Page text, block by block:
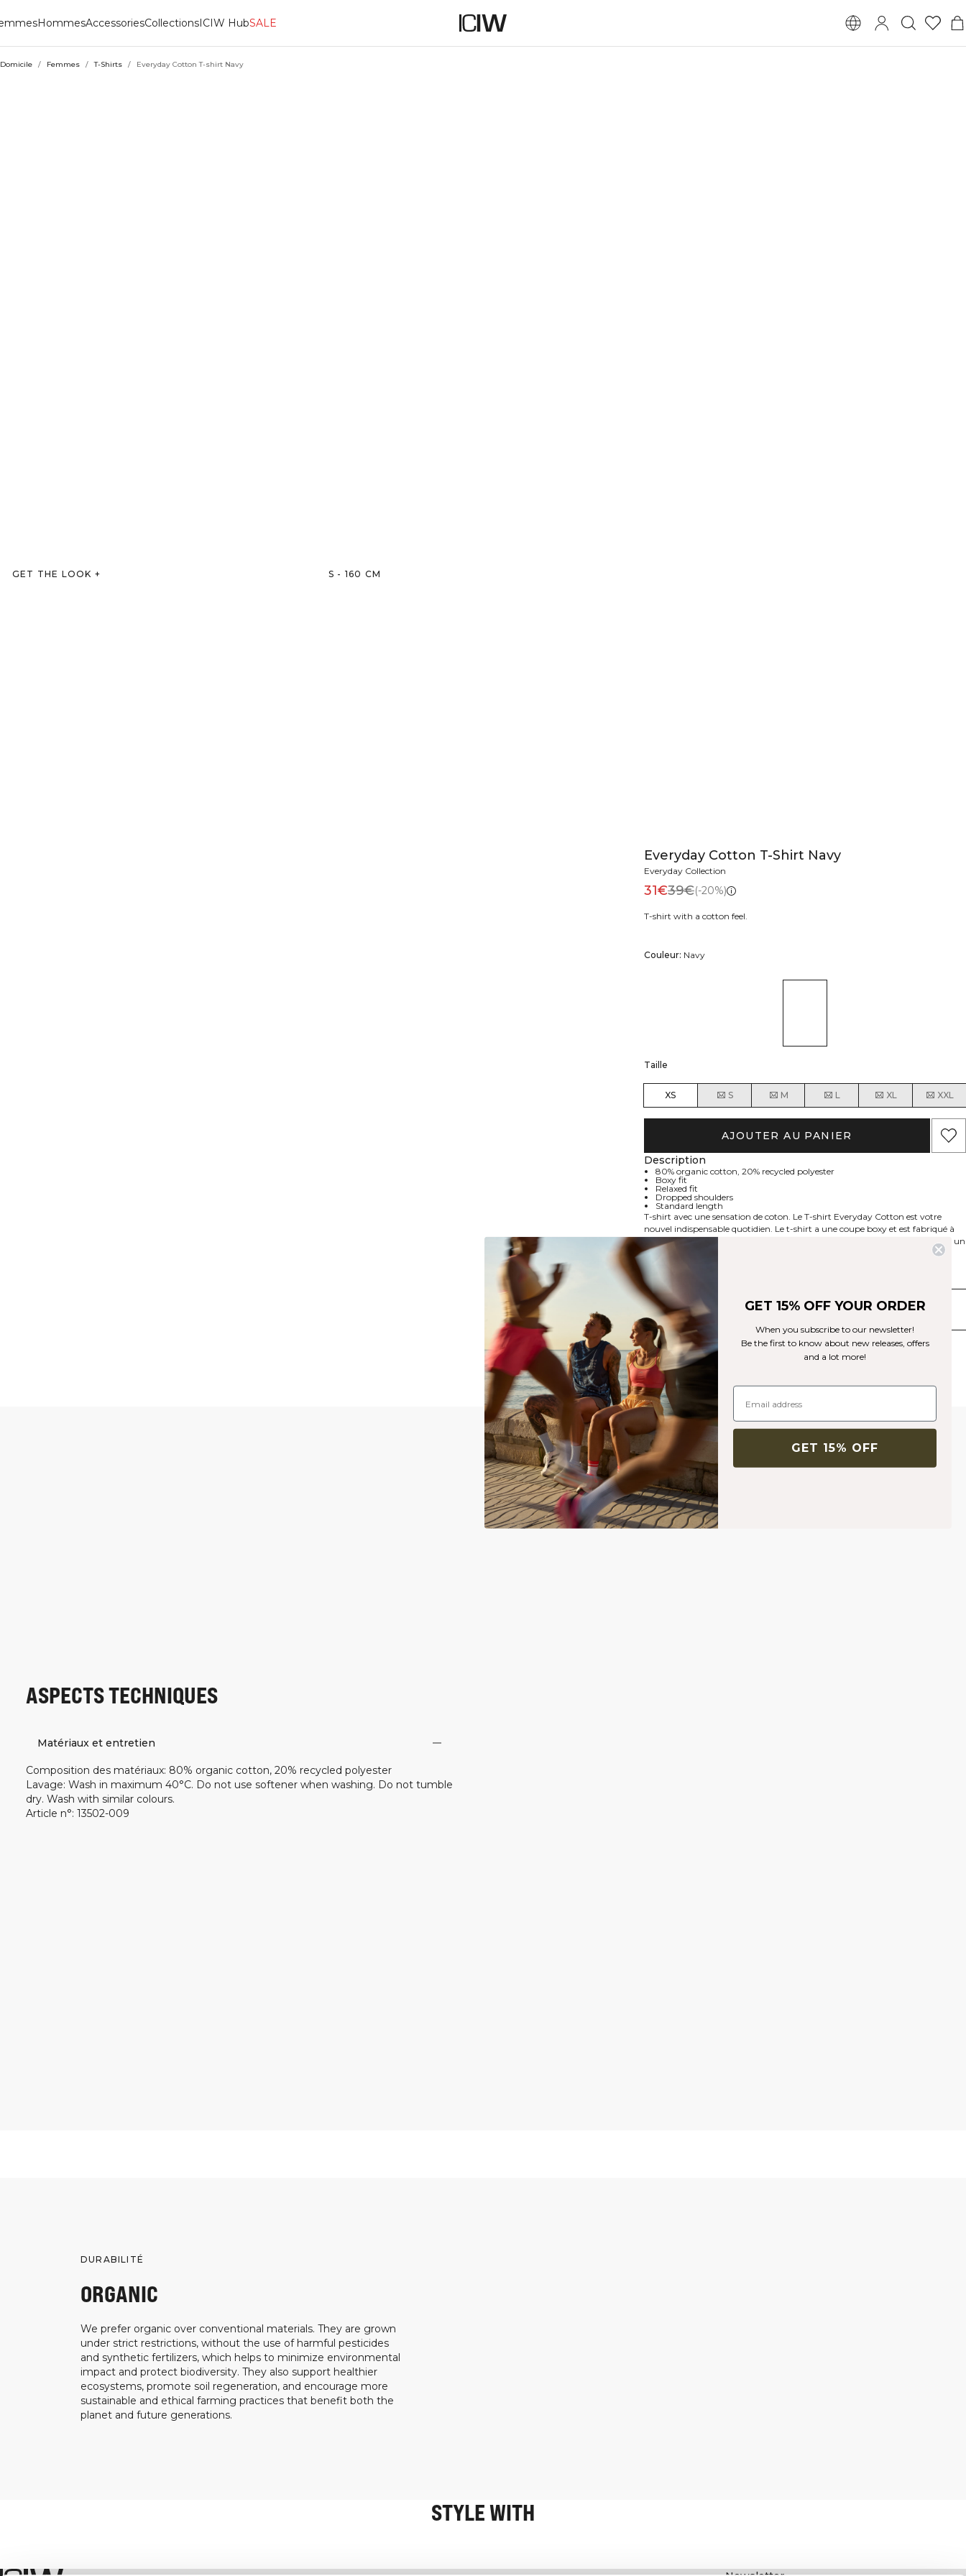
HommesAccessoriesCollectionsICIW HubSALE
Domicile / Femmes / T-Shirts / Everyday Cotton T-shirt Navy
GET THE LOOK + S - 160 CM
Everyday Cotton T-Shirt Navy
Everyday Collection
31€39€(-20%)
T-shirt with a cotton feel.
Couleur: Navy
Taille
XS S M L XL XXL
AJOUTER AU PANIER
Description
80% organic cotton, 20% recycled polyester
Boxy fit
Relaxed fit
Dropped shoulders
Standard length
T-shirt avec une sensation de coton. Le T-shirt Everyday Cotton est votre
nouvel indispensable quotidien. Le t-shirt a une coupe boxy et est fabriqué à
partir d'un mélange de coton doux. Il présente des épaules tombantes pour un
look contemporain et a une longueur standard avec une coupe décontractée
pour un confort ultime. 80% Coton 20% polyester.
Livraison & retours
Produits similaires
ASPECTS TECHNIQUES
Matériaux et entretien
Composition des matériaux: 80% organic cotton, 20% recycled polyester
Lavage: Wash in maximum 40°C. Do not use softener when washing. Do not tumble
dry. Wash with similar colours.
Article n°: 13502-009
DURABILITÉ
ORGANIC
We prefer organic over conventional materials. They are grown
under strict restrictions, without the use of harmful pesticides
and synthetic fertilizers, which helps to minimize environmental
impact and protect biodiversity. They also support healthier
ecosystems, promote soil regeneration, and encourage more
sustainable and ethical farming practices that benefit both the
planet and future generations.
STYLE WITH
GET 15% OFF YOUR ORDER
When you subscribe to our newsletter!
Be the first to know about new releases, offers
and a lot more!
GET 15% OFF